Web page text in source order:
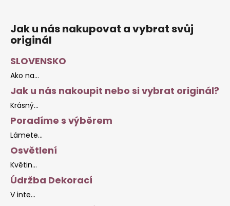
Jak u nás nakupovat a vybrat svůj
originál
SLOVENSKO
Ako na...
Jak u nás nakoupit nebo si vybrat originál?
Krásný...
Poradíme s výběrem
Lámete...
Osvětlení
Květin...
Údržba Dekorací
V inte...